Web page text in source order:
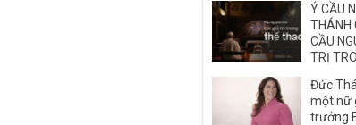
Ý CẦU
THÁNH
CẦU
TRỊ
Đức
một nữ
trưởng